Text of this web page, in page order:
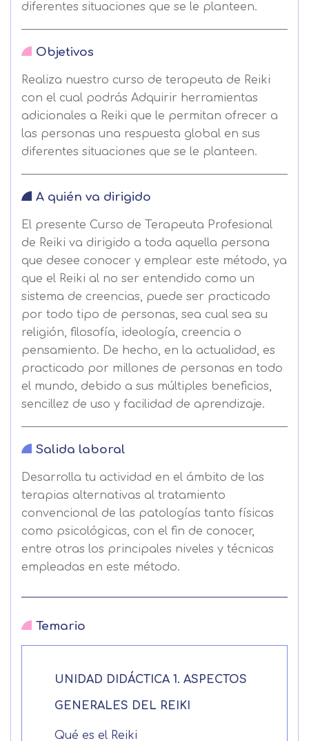
diferentes situaciones que se le planteen.
Objetivos
Realiza nuestro curso de terapeuta de Reiki
con el cual podrás Adquirir herramientas
adicionales a Reiki que le permitan ofrecer a
las personas una respuesta global en sus
diferentes situaciones que se le planteen.
A quién va dirigido
El presente Curso de Terapeuta Profesional
de Reiki va dirigido a toda aquella persona
que desee conocer y emplear este método, ya
que el Reiki al no ser entendido como un
sistema de creencias, puede ser practicado
por todo tipo de personas, sea cual sea su
religión, filosofía, ideología, creencia o
pensamiento. De hecho, en la actualidad, es
practicado por millones de personas en todo
el mundo, debido a sus múltiples beneficios,
sencillez de uso y facilidad de aprendizaje.
Salida laboral
Desarrolla tu actividad en el ámbito de las
terapias alternativas al tratamiento
convencional de las patologías tanto físicas
como psicológicas, con el fin de conocer,
entre otras los principales niveles y técnicas
empleadas en este método.
Temario
UNIDAD DIDÁCTICA 1. ASPECTOS
GENERALES DEL REIKI
Qué es el Reiki